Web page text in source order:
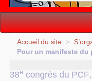
Vie politique
Internationale
Accueil du site >
Pour un manifeste du
38e congrès du PCF